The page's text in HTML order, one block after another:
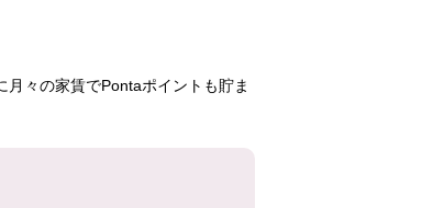
々の家賃でPontaポイントも貯ま